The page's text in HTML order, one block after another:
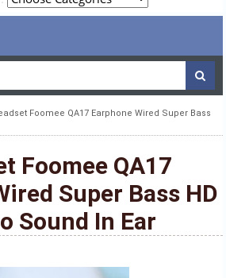
Foomee QA17 Earphone Wired Super Bass
Foomee QA17
Super Bass HD
Sound In Ear